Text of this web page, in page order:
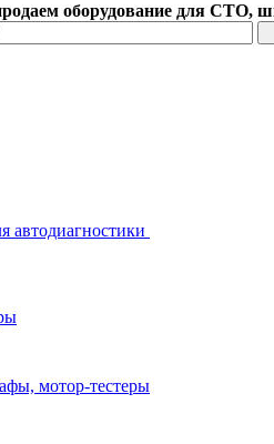
оборудование для СТО,
автодиагностики
мотор-тестеры